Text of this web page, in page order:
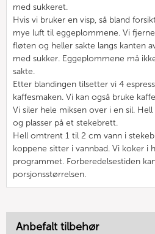
med sukkeret.
Hvis vi bruker en visp, så bland
mye luft til eggeplommene. Vi
fløten og heller sakte langs kanten
med sukker. Eggeplommene må
sakte.
Etter blandingen tilsetter vi 4
kaffesmaken. Vi kan også bruke
Vi siler hele miksen over i en sil.
og plasser på et stekebrett.
Hell omtrent 1 til 2 cm vann i
koppene sitter i vannbad. Vi koker i
programmet. Forberedelsestiden
porsjonsstørrelsen.
Anbefalt tilbehør